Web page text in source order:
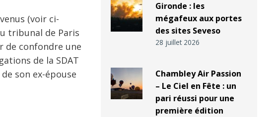
(voir ci-
tribunal de Paris
de confondre une
de la SDAT
son ex-épouse
Gironde : les
mégafeux aux portes
des sites Seveso
28 juillet 2026
Chambley Air Passion
– Le Ciel en Fête : un
pari réussi pour une
première édition